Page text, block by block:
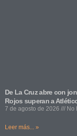
De La Cruz abre con
Rojos superan a
7 de agosto de 2026 No
Leer más... »